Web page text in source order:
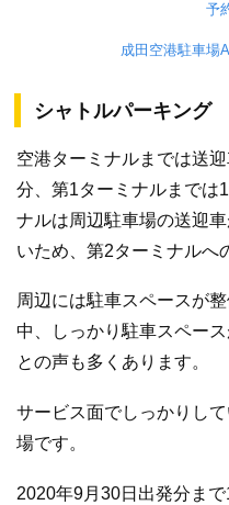
予
成田空港駐車場
シャトルパーキング
空港ターミナルまでは送
分、第1ターミナルまでは
ナルは周辺駐車場の送迎
いため、第2ターミナルへ
周辺には駐車スペースが
中、しっかり駐車スペー
との声も多くあります。
サービス面でしっかりし
場です。
2020年9月30日出発分ま